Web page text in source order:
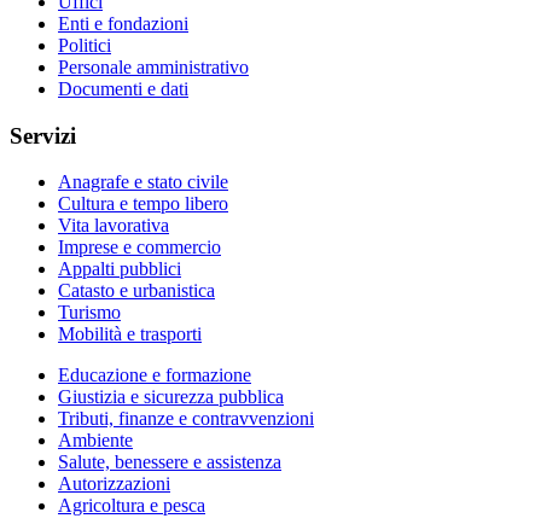
Enti e fondazioni
Politici
Personale amministrativo
Documenti e dati
Servizi
Anagrafe e stato civile
Cultura e tempo libero
Vita lavorativa
Imprese e commercio
Appalti pubblici
Catasto e urbanistica
Turismo
Mobilità e trasporti
Educazione e formazione
Giustizia e sicurezza pubblica
Tributi, finanze e contravvenzioni
Ambiente
Salute, benessere e assistenza
Autorizzazioni
Agricoltura e pesca